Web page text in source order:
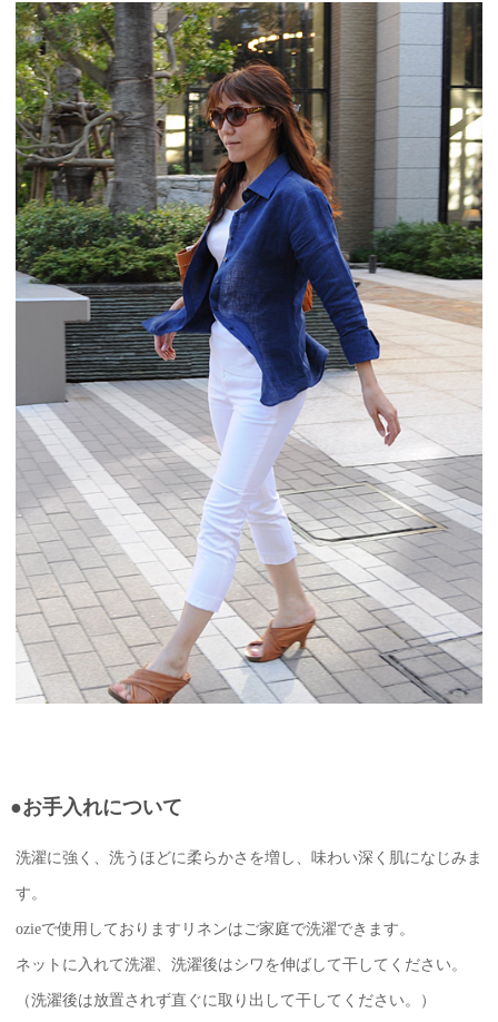
●お手入れについて
洗濯に強く、洗うほどに柔らかさを増し、味わい深く肌になじみま
す。
ozieで使用しておりますリネンはご家庭で洗濯できます。
ネットに入れて洗濯、洗濯後はシワを伸ばして干してください。
（洗濯後は放置されず直ぐに取り出して干してください。）